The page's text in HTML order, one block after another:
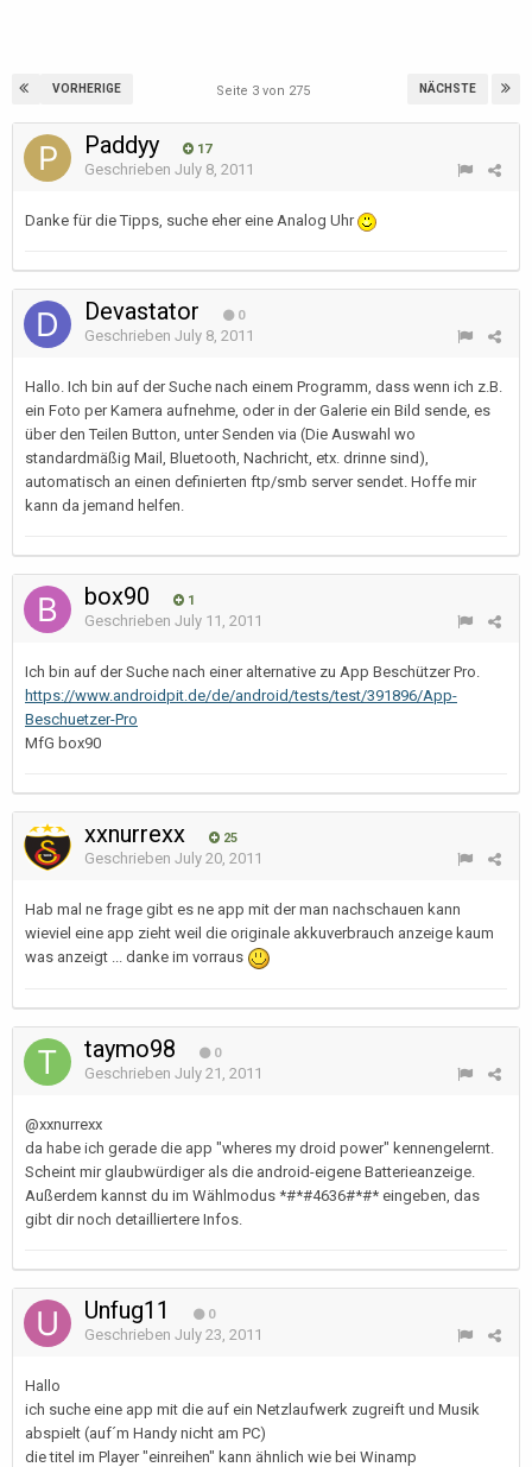
VORHERIGE NÄCHSTE
Seite 3 von 275
Paddyy 17
Geschrieben July 8, 2011
Danke für die Tipps, suche eher eine Analog Uhr
Devastator 0
Geschrieben July 8, 2011
Hallo. Ich bin auf der Suche nach einem Programm, dass wenn ich z.B.
ein Foto per Kamera aufnehme, oder in der Galerie ein Bild sende, es
über den Teilen Button, unter Senden via (Die Auswahl wo
standardmäßig Mail, Bluetooth, Nachricht, etx. drinne sind),
automatisch an einen definierten ftp/smb server sendet. Hoffe mir
kann da jemand helfen.
box90 1
Geschrieben July 11, 2011
Ich bin auf der Suche nach einer alternative zu App Beschützer Pro.
https://www.androidpit.de/de/android/tests/test/391896/App-
Beschuetzer-Pro
MfG box90
xxnurrexx 25
Geschrieben July 20, 2011
Hab mal ne frage gibt es ne app mit der man nachschauen kann
wieviel eine app zieht weil die originale akkuverbrauch anzeige kaum
was anzeigt ... danke im vorraus
taymo98 0
Geschrieben July 21, 2011
@xxnurrexx
da habe ich gerade die app "wheres my droid power" kennengelernt.
Scheint mir glaubwürdiger als die android-eigene Batterieanzeige.
Außerdem kannst du im Wählmodus *#*#4636#*#* eingeben, das
gibt dir noch detailliertere Infos.
Unfug11 0
Geschrieben July 23, 2011
Hallo
ich suche eine app mit die auf ein Netzlaufwerk zugreift und Musik
abspielt (auf´m Handy nicht am PC)
die titel im Player "einreihen" kann ähnlich wie bei Winamp